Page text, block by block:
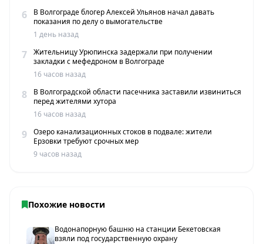
6
В Волгограде блогер Алексей Ульянов начал давать
показания по делу о вымогательстве
1 день назад
7
Жительницу Урюпинска задержали при получении
закладки с мефедроном в Волгограде
16 часов назад
8
В Волгоградской области пасечника заставили извиниться
перед жителями хутора
16 часов назад
9
Озеро канализационных стоков в подвале: жители
Ерзовки требуют срочных мер
9 часов назад
Похожие новости
Водонапорную башню на станции Бекетовская
взяли под государственную охрану